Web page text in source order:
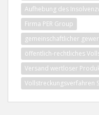
Aufhebung des
Firma PER Group
gemeinschaftlicher
öffentlich-rechtliches
Versand wertloser
Vollstreckungsverfahren